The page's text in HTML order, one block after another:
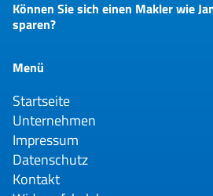
Können Sie sich einen Makler wie
sparen?
Menü
Startseite
Unternehmen
Impressum
Datenschutz
Kontakt